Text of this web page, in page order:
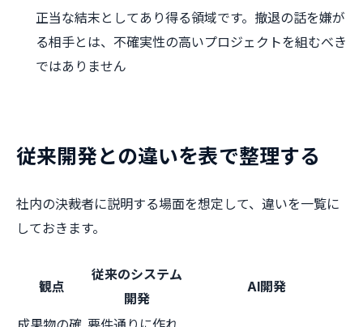
正当な結末としてあり得る領域です。撤退の話を嫌が
る相手とは、不確実性の高いプロジェクトを組むべき
ではありません
従来開発との違いを表で整理する
社内の決裁者に説明する場面を想定して、違いを一覧に
しておきます。
観点
従来のシステム
開発
AI開発